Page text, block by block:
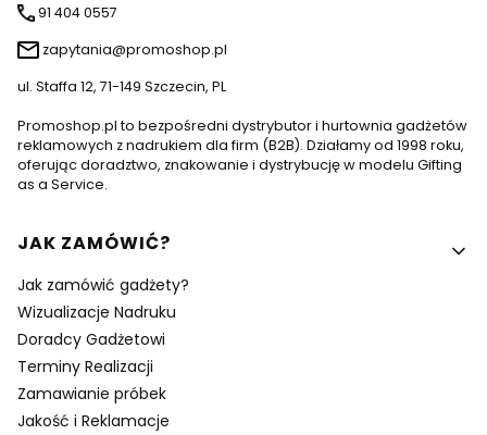
91 404 0557
zapytania@promoshop.pl
ul. Staffa 12, 71-149 Szczecin, PL
Promoshop.pl to bezpośredni dystrybutor i hurtownia gadżetów
reklamowych z nadrukiem dla firm (B2B). Działamy od 1998 roku,
oferując doradztwo, znakowanie i dystrybucję w modelu Gifting
as a Service.
Linki w stopce
JAK ZAMÓWIĆ?
Jak zamówić gadżety?
Wizualizacje Nadruku
Doradcy Gadżetowi
Terminy Realizacji
Zamawianie próbek
Jakość i Reklamacje